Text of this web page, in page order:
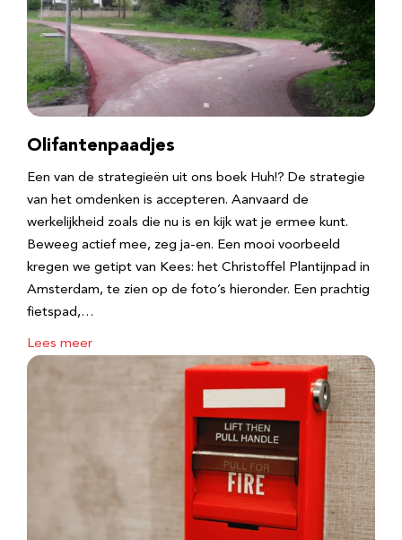
Olifantenpaadjes
Een van de strategieën uit ons boek Huh!? De strategie
van het omdenken is accepteren. Aanvaard de
werkelijkheid zoals die nu is en kijk wat je ermee kunt.
Beweeg actief mee, zeg ja-en. Een mooi voorbeeld
kregen we getipt van Kees: het Christoffel Plantijnpad in
Amsterdam, te zien op de foto’s hieronder. Een prachtig
fietspad,…
Lees meer